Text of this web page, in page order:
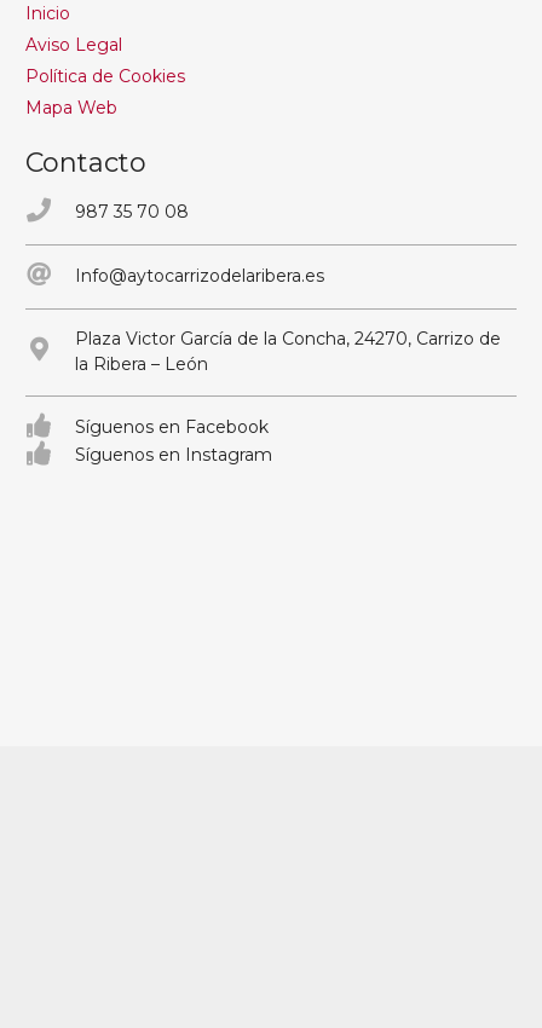
Inicio
Aviso Legal
Política de Cookies
Mapa Web
Contacto
987 35 70 08
Info@aytocarrizodelaribera.es
Plaza Victor García de la Concha, 24270, Carrizo de
la Ribera – León
Síguenos en Facebook
Síguenos en Instagram